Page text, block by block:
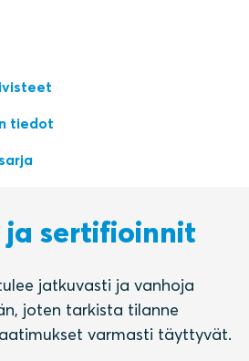
tiedot
ja sertifioinnit
jatkuvasti ja vanhoja
joten tarkista tilanne
varmasti täyttyvät.